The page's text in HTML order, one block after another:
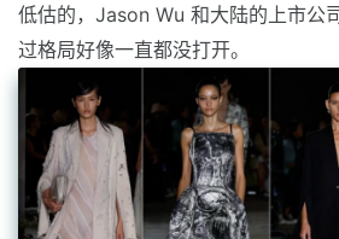
低估的，Jason Wu 和大陆的上市公
过格局好像一直都没打开。